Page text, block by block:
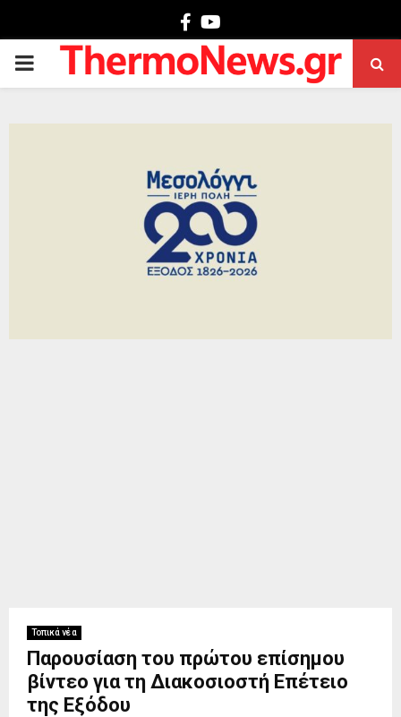
Facebook
PRIMARY
Τοπικά νέα
Παρουσίαση του πρώτου επίσημου
βίντεο για τη Διακοσιοστή Επέτειο
της Εξόδου